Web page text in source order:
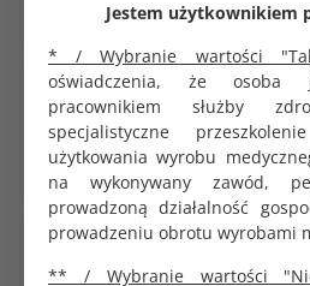
Jestem użytkownikiem
* / Wybranie wartości
oświadczenia, że osoba
pracownikiem służby
specjalistyczne
użytkowania wyrobu
na wykonywany zawód,
prowadzoną działalność
prowadzeniu obrotu wyrobami
** / Wybranie wartości
Koperta do sterylizacji
SoftMed
0.42 zł
Rękaw papierowo-
85.92 zł